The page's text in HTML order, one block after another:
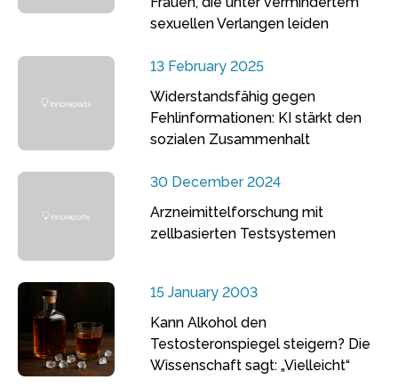
sexuellen Verlangen leiden
13 February 2025
Widerstandsfähig gegen
Fehlinformationen: KI stärkt den
sozialen Zusammenhalt
30 December 2024
Arzneimittelforschung mit
zellbasierten Testsystemen
15 January 2003
Kann Alkohol den
Testosteronspiegel steigern? Die
Wissenschaft sagt: „Vielleicht“